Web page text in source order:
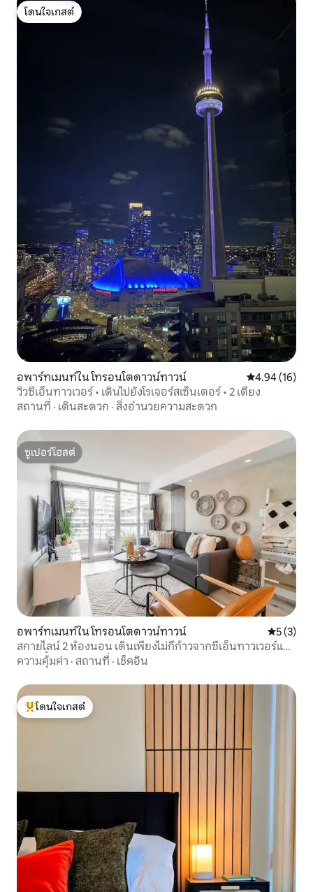
โดนใจเกสต์
โดนใจเกสต์
อพาร์ทเมนท์ใน โทรอนโตดาวน์ทาวน์ คะแนนเฉลี่ย
4.94 (16)
วิวซีเอ็นทาวเวอร์ • เดินไปยังโรเจอร์สเซ็นเตอร์ • 2 เตียง
สถานที่ · เดินสะดวก · สิ่งอำนวยความสะดวก
ซูเปอร์โฮสต์
ซูเปอร์โฮสต์
อพาร์ทเมนท์ใน โทรอนโตดาวน์ทาวน์ คะแนนเฉ
5 (3)
สกายไลน์ 2 ห้องนอน เดินเพียงไม่กี่ก้าวจากซีเอ็นทาวเวอร์และ
วิวริมน้ำ
ความคุ้มค่า · สถานที่ · เช็คอิน
โดนใจเกสต์ที่สุด
โดนใจเกสต์